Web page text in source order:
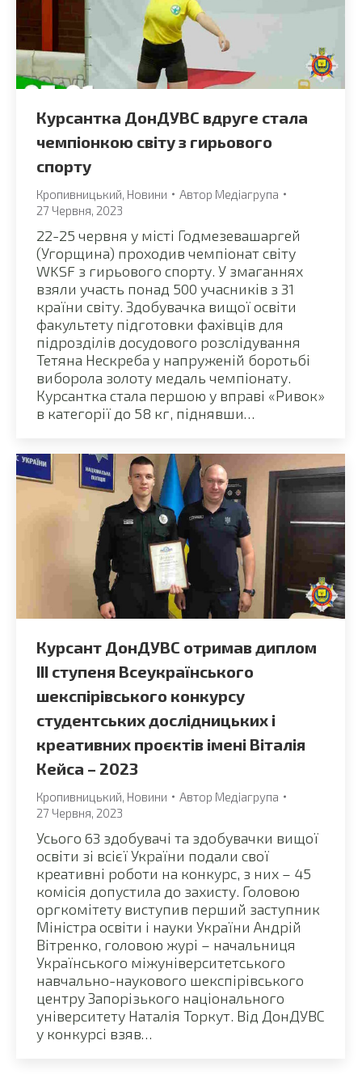
Курсантка ДонДУВС вдруге стала
чемпіонкою світу з гирьового
спорту
Кропивницький Новини Автор Медіагрупа
27 Червня, 2023
22-25 червня у місті Годмезевашаргей
(Угорщина) проходив чемпіонат світу
WKSF з гирьового спорту. У змаганнях
взяли участь понад 500 учасників з 31
країни світу. Здобувачка вищої освіти
факультету підготовки фахівців для
підрозділів досудового розслідування
Тетяна Нескреба у напруженій боротьбі
виборола золоту медаль чемпіонату.
Курсантка стала першою у вправі «Ривок»
в категорії до 58 кг, піднявши…
Курсант ДонДУВС отримав диплом
III ступеня Всеукраїнського
шекспірівського конкурсу
студентських дослідницьких і
креативних проєктів імені Віталія
Кейса – 2023
Кропивницький Новини Автор Медіагрупа
27 Червня, 2023
Усього 63 здобувачі та здобувачки вищої
освіти зі всієї України подали свої
креативні роботи на конкурс, з них – 45
комісія допустила до захисту. Головою
оргкомітету виступив перший заступник
Міністра освіти і науки України Андрій
Вітренко, головою журі – начальниця
Українського міжуніверситетського
навчально-наукового шекспірівського
центру Запорізького національного
університету Наталія Торкут. Від ДонДУВС
у конкурсі взяв…